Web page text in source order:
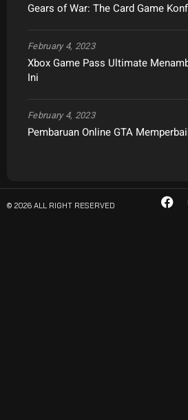
Gears of War: The Card Game
Xbox Game Pass Ultimate
Ini
February 4, 2023
Pembaruan Online GTA
February 4, 2023
© 2026 ALL RIGHT RESERVED